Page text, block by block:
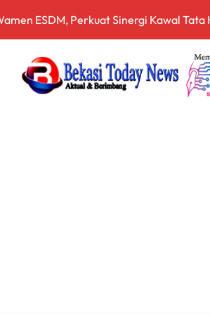
Dansecapaad, Tegaskan
Dinilai Harus Diusut Lewat